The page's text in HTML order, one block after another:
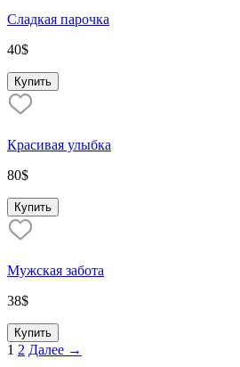
Сладкая парочка
40$
Купить
Красивая улыбка
80$
Купить
Мужская забота
38$
Купить
1 2 Далее →